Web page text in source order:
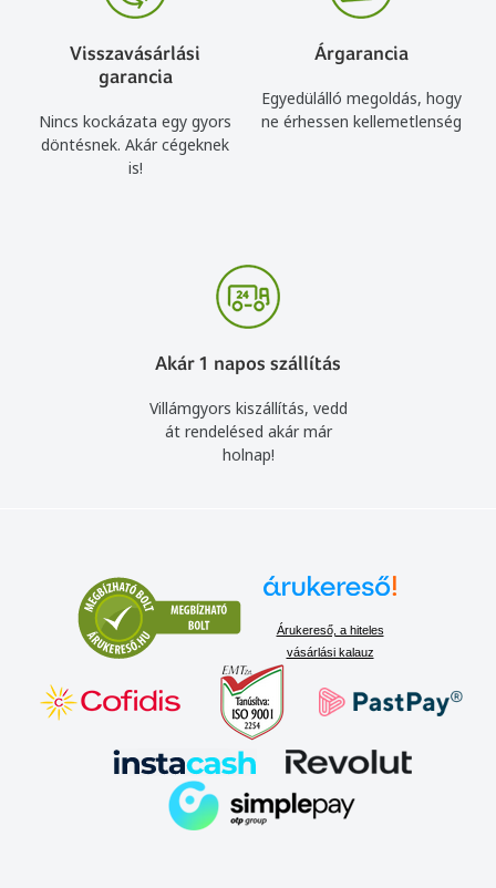
Visszavásárlási
garancia
Nincs kockázata egy gyors
döntésnek. Akár cégeknek
is!
Árgarancia
Egyedülálló megoldás, hogy
ne érhessen kellemetlenség
Akár 1 napos szállítás
Villámgyors kiszállítás, vedd
át rendelésed akár már
holnap!
Árukereső, a hiteles
vásárlási kalauz